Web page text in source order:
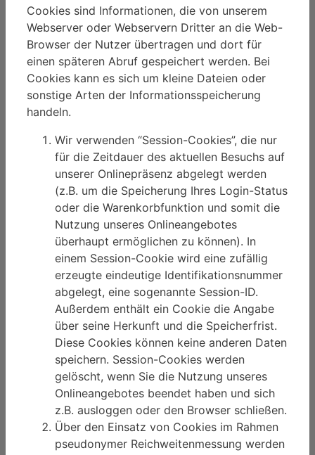
Cookies sind Informationen, die von unserem
Webserver oder Webservern Dritter an die Web-
Browser der Nutzer übertragen und dort für
einen späteren Abruf gespeichert werden. Bei
Cookies kann es sich um kleine Dateien oder
sonstige Arten der Informationsspeicherung
handeln.
Wir verwenden “Session-Cookies”, die nur
für die Zeitdauer des aktuellen Besuchs auf
unserer Onlinepräsenz abgelegt werden
(z.B. um die Speicherung Ihres Login-Status
oder die Warenkorbfunktion und somit die
Nutzung unseres Onlineangebotes
überhaupt ermöglichen zu können). In
einem Session-Cookie wird eine zufällig
erzeugte eindeutige Identifikationsnummer
abgelegt, eine sogenannte Session-ID.
Außerdem enthält ein Cookie die Angabe
über seine Herkunft und die Speicherfrist.
Diese Cookies können keine anderen Daten
speichern. Session-Cookies werden
gelöscht, wenn Sie die Nutzung unseres
Onlineangebotes beendet haben und sich
z.B. ausloggen oder den Browser schließen.
Über den Einsatz von Cookies im Rahmen
pseudonymer Reichweitenmessung werden